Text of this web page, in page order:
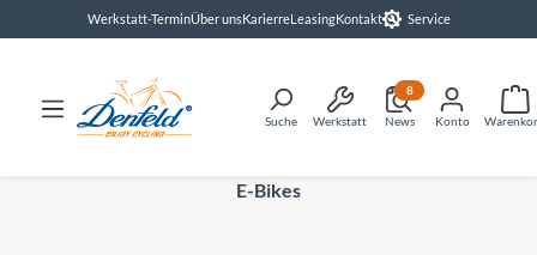
springenWerkstatt-TerminÜber unsKarierreLeasingKontakt Service
Suche Werkstatt News
8
Konto
E-Bikes